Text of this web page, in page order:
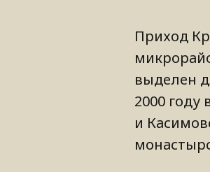
Приход
выделен
2000
и